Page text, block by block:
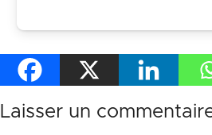
Laisser un